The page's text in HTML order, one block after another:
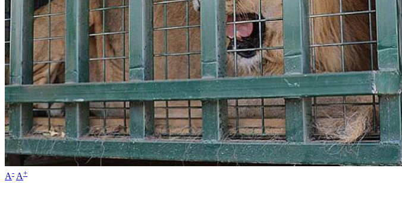
A- A+